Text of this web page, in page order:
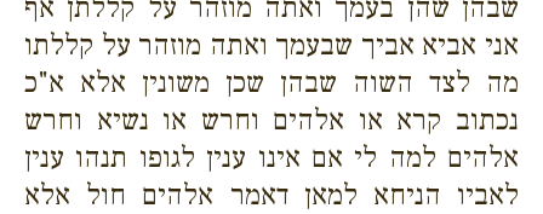
שבהן שהן בעמך ואתה מוזהר על קללתן אף
אני אביא אביך שבעמך ואתה מוזהר על קללתו
מה לצד השוה שבהן שכן משונין אלא א"כ
נכתוב קרא או אלהים וחרש או נשיא וחרש
אלהים למה לי אם אינו ענין לגופו תנהו ענין
לאביו הניחא למאן דאמר אלהים חול אלא